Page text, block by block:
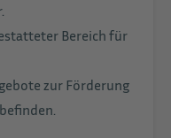
Bereich für
zur Förderung